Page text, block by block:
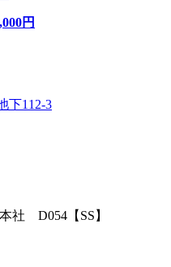
円
下112-3
社 D054【SS】